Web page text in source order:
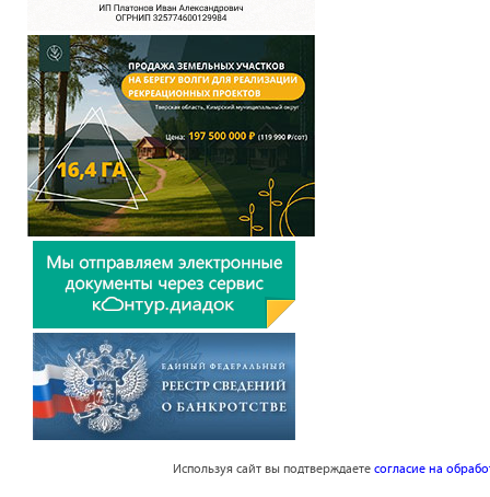
Используя сайт вы подтверждаете согласие на